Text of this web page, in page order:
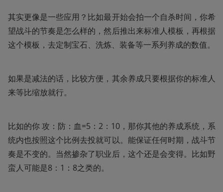
其实更像是一些应用？比如最开始会拍一个自杀时间，你希
望战斗的节奏是怎么样的，然后推出来标准人模板，再根据
这个模板，去定制宝石、洗炼、装备等一系列养成的数值。
如果是减法的话，比较方便，其余养成只要根据你的标准人
来等比缩放就行。
比如的你 攻：防：血=5：2：10，那你其他的养成系统，系
统内也按照这个比例去投就可以。能保证任何时期，战斗节
奏是不变的。当然掺杂了职业后，这个还是会变得。比如野
蛮人可能是8：1：8之类的。